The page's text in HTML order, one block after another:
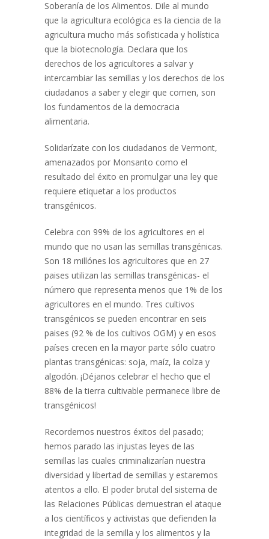
Soberanía de los Alimentos. Dile al mundo
que la agricultura ecológica es la ciencia de la
agricultura mucho más sofisticada y holística
que la biotecnología. Declara que los
derechos de los agricultores a salvar y
intercambiar las semillas y los derechos de los
ciudadanos a saber y elegir que comen, son
los fundamentos de la democracia
alimentaria.
Solidarízate con los ciudadanos de Vermont,
amenazados por Monsanto como el
resultado del éxito en promulgar una ley que
requiere etiquetar a los productos
transgénicos.
Celebra con 99% de los agricultores en el
mundo que no usan las semillas transgénicas.
Son 18 millónes los agricultores que en 27
paises utilizan las semillas transgénicas- el
número que representa menos que 1% de los
agricultores en el mundo. Tres cultivos
transgénicos se pueden encontrar en seis
paises (92 % de los cultivos OGM) y en esos
países crecen en la mayor parte sólo cuatro
plantas transgénicas: soja, maíz, la colza y
algodón. ¡Déjanos celebrar el hecho que el
88% de la tierra cultivable permanece libre de
transgénicos!
Recordemos nuestros éxitos del pasado;
hemos parado las injustas leyes de las
semillas las cuales criminalizarían nuestra
diversidad y libertad de semillas y estaremos
atentos a ello. El poder brutal del sistema de
las Relaciones Públicas demuestran el ataque
a los científicos y activistas que defienden la
integridad de la semilla y los alimentos y la